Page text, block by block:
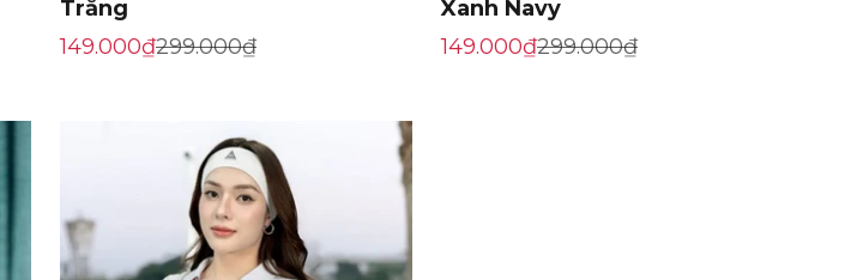
Trắng
Giá khuyến mãi
149.000₫Giá gốc
299.000₫
Xanh Navy
Giá khuyến mãi
149.000₫Giá gốc
299.000₫